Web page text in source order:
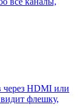
HDMI или
флешку,